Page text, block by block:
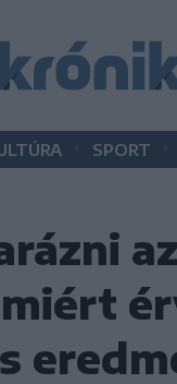
SPORT